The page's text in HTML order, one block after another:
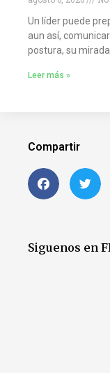
Un líder puede
aun así,
postura, su
Leer más »
Compartir
Siguenos en